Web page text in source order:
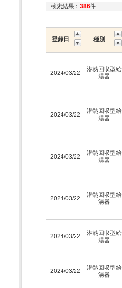
検索結果： 386件
登録日 種別
2024/03/22
潜熱回収型給
湯器
2024/03/22
潜熱回収型給
湯器
2024/03/22
潜熱回収型給
湯器
2024/03/22
潜熱回収型給
湯器
2024/03/22
潜熱回収型給
湯器
2024/03/22
潜熱回収型給
湯器